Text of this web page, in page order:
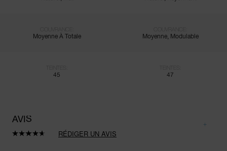
Moyenne À Totale
45
Moyenne, Modulable
47
AVIS
RÉDIGER UN AVIS